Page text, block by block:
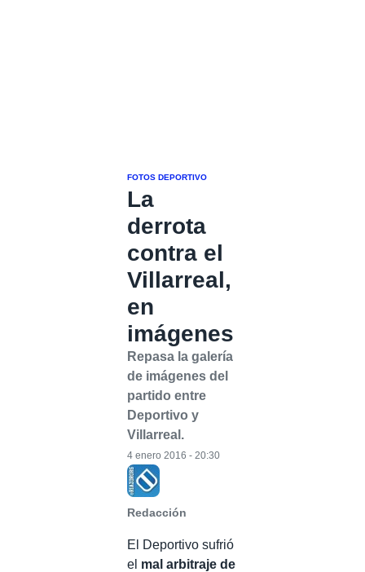
FOTOS DEPORTIVO
La
derrota
contra el
Villarreal,
en
imágenes
Repasa la galería
de imágenes del
partido entre
Deportivo y
Villarreal.
Redacción
4 enero 2016 - 20:30
El Deportivo sufrió
el mal arbitraje de